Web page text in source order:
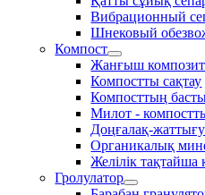
Вибрационный
Шнековый
Компост
Жанғыш
Компостты сақтау
Компосттың
Милот -
Доңғалақ-
Органикалық
Желілік
Гролулатор